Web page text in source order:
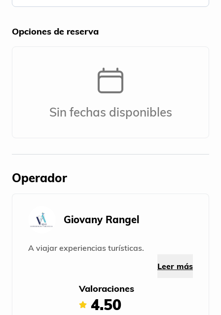
Opciones de reserva
Sin fechas disponibles
Operador
Giovany Rangel
A viajar experiencias turísticas.
Leer más
Valoraciones
4.50